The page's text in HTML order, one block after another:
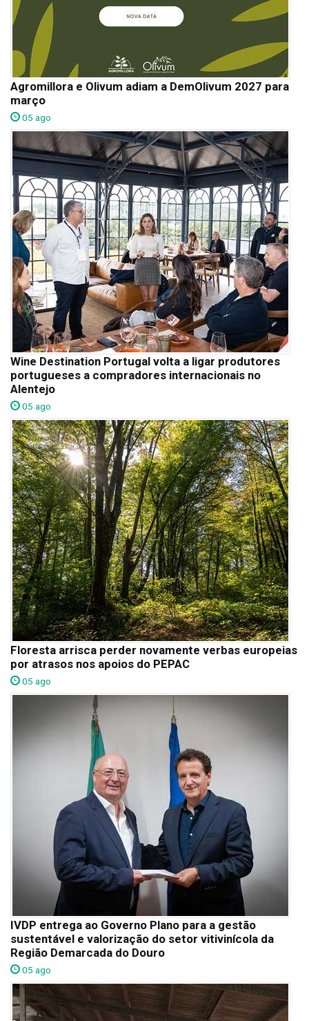
Agromillora e Olivum adiam a DemOlivum 2027 para
março
05 ago
Wine Destination Portugal volta a ligar produtores
portugueses a compradores internacionais no
Alentejo
05 ago
Floresta arrisca perder novamente verbas europeias
por atrasos nos apoios do PEPAC
05 ago
IVDP entrega ao Governo Plano para a gestão
sustentável e valorização do setor vitivinícola da
Região Demarcada do Douro
05 ago